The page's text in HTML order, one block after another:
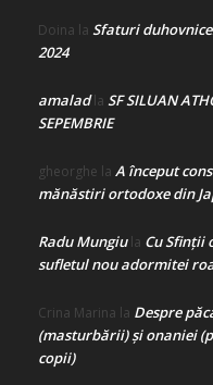
Doina la Sfaturi
2024
amaladla SF SILUAN
SEPEMBRIE
gheorghe la A început
mănăstiri ortodoxe din
Radu Mungiula Cu Sfinții
sufletul nou adormitei
Crina Marina la Despre
(masturbării) şi onaniei
copii)